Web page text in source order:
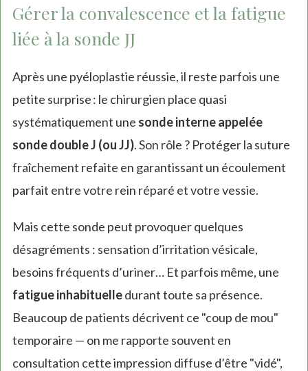
Gérer la convalescence et la fatigue
liée à la sonde JJ
Après une pyéloplastie réussie, il reste parfois une
petite surprise : le chirurgien place quasi
systématiquement une sonde interne appelée
sonde double J (ou JJ). Son rôle ? Protéger la suture
fraîchement refaite en garantissant un écoulement
parfait entre votre rein réparé et votre vessie.
Mais cette sonde peut provoquer quelques
désagréments : sensation d’irritation vésicale,
besoins fréquents d’uriner… Et parfois même, une
fatigue inhabituelledurant toute sa présence.
Beaucoup de patients décrivent ce "coup de mou"
temporaire — on me rapporte souvent en
consultation cette impression diffuse d’être "vidé",